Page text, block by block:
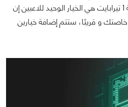
التخزين Seagate SSD بسعة 1 تيرابايت هي الخيار الوحيد للاعبين إن
و قريبًا، ستتم إضافة خيارين